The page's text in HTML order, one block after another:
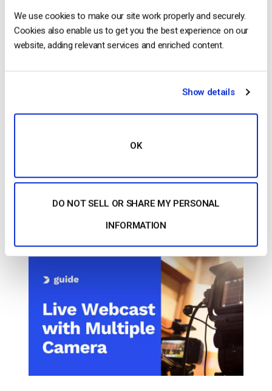
We use cookies to make our site work properly and securely.
Cookies also enable us to get you the best experience on our
website, adding relevant services and enriched content.
Show details
OK
DO NOT SELL OR SHARE MY PERSONAL
INFORMATION
la […]
CONTINUAR LEYENDO→
El blog de los expertos en vídeo
El blog de los expertos en
directo con varias cámaras